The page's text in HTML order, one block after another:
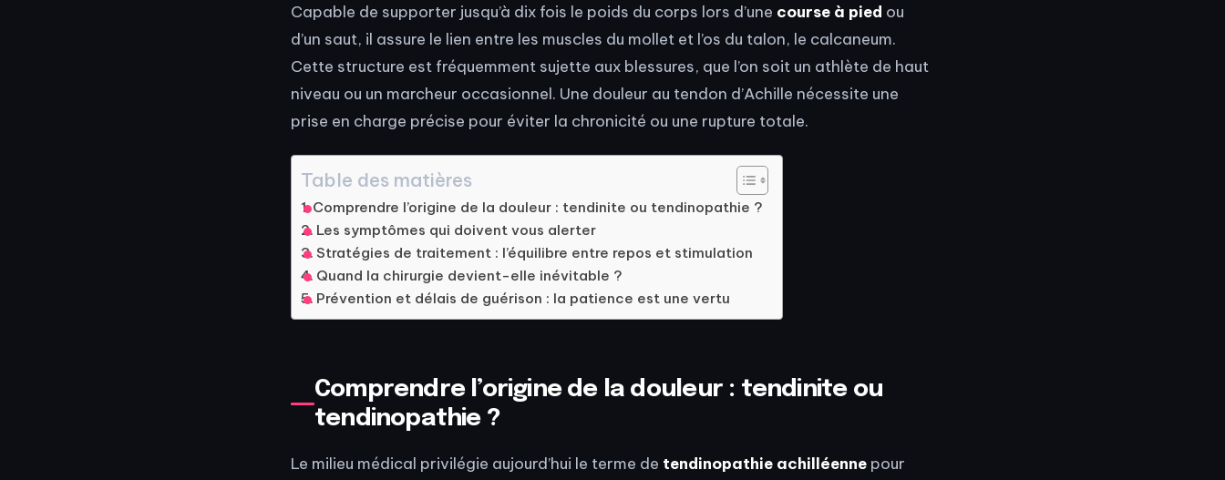
Capable de supporter jusqu’à dix fois le poids du corps lors d’une course à pied ou
d’un saut, il assure le lien entre les muscles du mollet et l’os du talon, le calcaneum.
Cette structure est fréquemment sujette aux blessures, que l’on soit un athlète de haut
niveau ou un marcheur occasionnel. Une douleur au tendon d’Achille nécessite une
prise en charge précise pour éviter la chronicité ou une rupture totale.
Table des matières
Comprendre l’origine de la douleur : tendinite ou tendinopathie ?
Les symptômes qui doivent vous alerter
Stratégies de traitement : l’équilibre entre repos et stimulation
Quand la chirurgie devient-elle inévitable ?
Prévention et délais de guérison : la patience est une vertu
Comprendre l’origine de la douleur : tendinite ou
tendinopathie ?
Le milieu médical privilégie aujourd’hui le terme de tendinopathie achilléenne pour